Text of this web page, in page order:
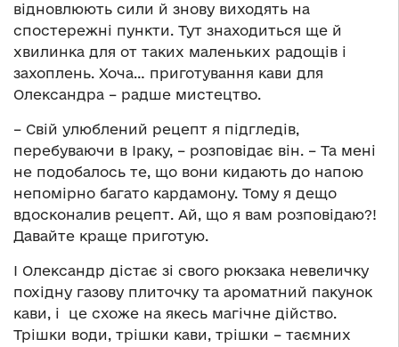
відновлюють сили й знову виходять на
спостережні пункти. Тут знаходиться ще й
хвилинка для от таких маленьких радощів і
захоплень. Хоча… приготування кави для
Олександра – радше мистецтво.
– Свій улюблений рецепт я підгледів,
перебуваючи в Іраку, – розповідає він. – Та мені
не подобалось те, що вони кидають до напою
непомірно багато кардамону. Тому я дещо
вдосконалив рецепт. Ай, що я вам розповідаю?!
Давайте краще приготую.
І Олександр дістає зі свого рюкзака невеличку
похідну газову плиточку та ароматний пакунок
кави, і це схоже на якесь магічне дійство.
Трішки води, трішки кави, трішки – таємних